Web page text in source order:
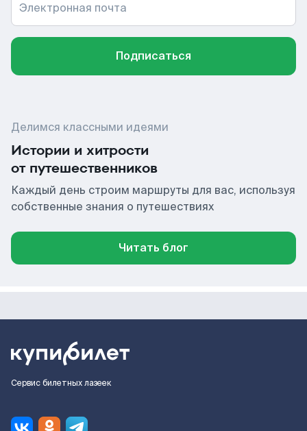
Электронная почта
Подписаться
Делимся классными идеями
Истории и хитрости
от путешественников
Каждый день строим маршруты для вас, используя
собственные знания о путешествиях
Читать блог
Сервис билетных лазеек